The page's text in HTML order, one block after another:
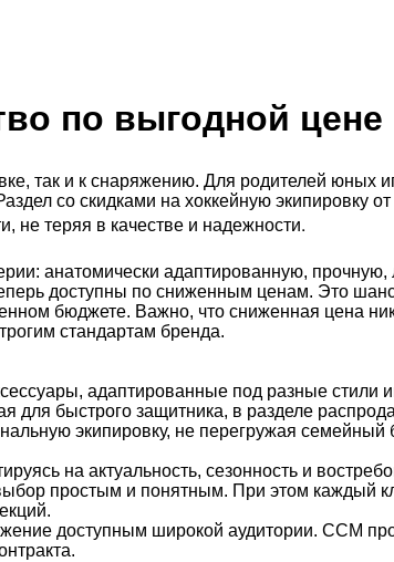
по выгодной цене
так и к снаряжению. Для родителей юных
со скидками на хоккейную экипировку
не теряя в качестве и надежности.
анатомически адаптированную, прочную,
доступны по сниженным ценам. Это шанс
бюджете. Важно, что сниженная цена
стандартам бренда.
адаптированные под разные стили
для быстрого защитника, в разделе
экипировку, не перегружая
на актуальность, сезонность и
простым и понятным. При этом каждый
доступным широкой аудитории. CCM